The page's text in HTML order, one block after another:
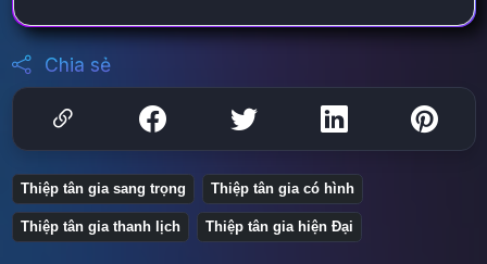
Chia sẻ
Thiệp tân gia sang trọng Thiệp tân gia có hình
Thiệp tân gia thanh lịch Thiệp tân gia hiện Đại